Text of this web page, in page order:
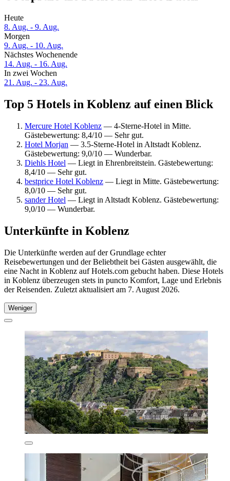
Heute
8. Aug. - 9. Aug.
Morgen
9. Aug. - 10. Aug.
Nächstes Wochenende
14. Aug. - 16. Aug.
In zwei Wochen
21. Aug. - 23. Aug.
Top 5 Hotels in Koblenz auf einen Blick
Mercure Hotel Koblenz — 4-Sterne-Hotel in Mitte.
Gästebewertung: 8,4/10 — Sehr gut.
Hotel Morjan — 3.5-Sterne-Hotel in Altstadt Koblenz.
Gästebewertung: 9,0/10 — Wunderbar.
Diehls Hotel — Liegt in Ehrenbreitstein. Gästebewertung:
8,4/10 — Sehr gut.
bestprice Hotel Koblenz — Liegt in Mitte. Gästebewertung:
8,0/10 — Sehr gut.
sander Hotel — Liegt in Altstadt Koblenz. Gästebewertung:
9,0/10 — Wunderbar.
Unterkünfte in Koblenz
Die Unterkünfte werden auf der Grundlage echter
Reisebewertungen und der Beliebtheit bei Gästen ausgewählt, die
eine Nacht in Koblenz auf Hotels.com gebucht haben. Diese Hotels
in Koblenz überzeugen stets in puncto Komfort, Lage und Erlebnis
der Reisenden. Zuletzt aktualisiert am 7. August 2026.
Weniger